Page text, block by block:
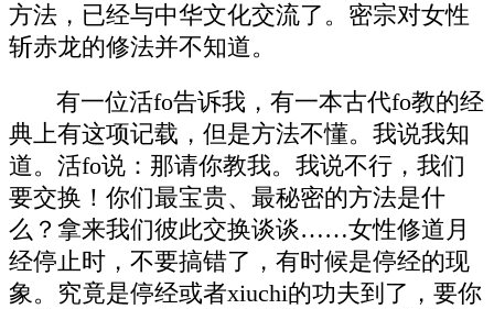
方法，已经与中华文化交流了。密宗对女性
斩赤龙的修法并不知道。
有一位活fo告诉我，有一本古代fo教的经
典上有这项记载，但是方法不懂。我说我知
道。活fo说：那请你教我。我说不行，我们
要交换！你们最宝贵、最秘密的方法是什
么？拿来我们彼此交换谈谈……女性修道月
经停止时，不要搞错了，有时候是停经的现
象。究竟是停经或者xiuchi的功夫到了，要你